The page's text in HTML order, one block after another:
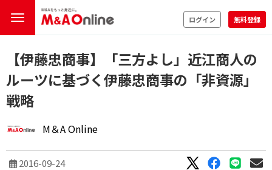
ログイン 無料登録
【伊藤忠商事】「三方よし」近江商人の
ルーツに基づく伊藤忠商事の「非資源」
戦略
M＆A Online
2016-09-24